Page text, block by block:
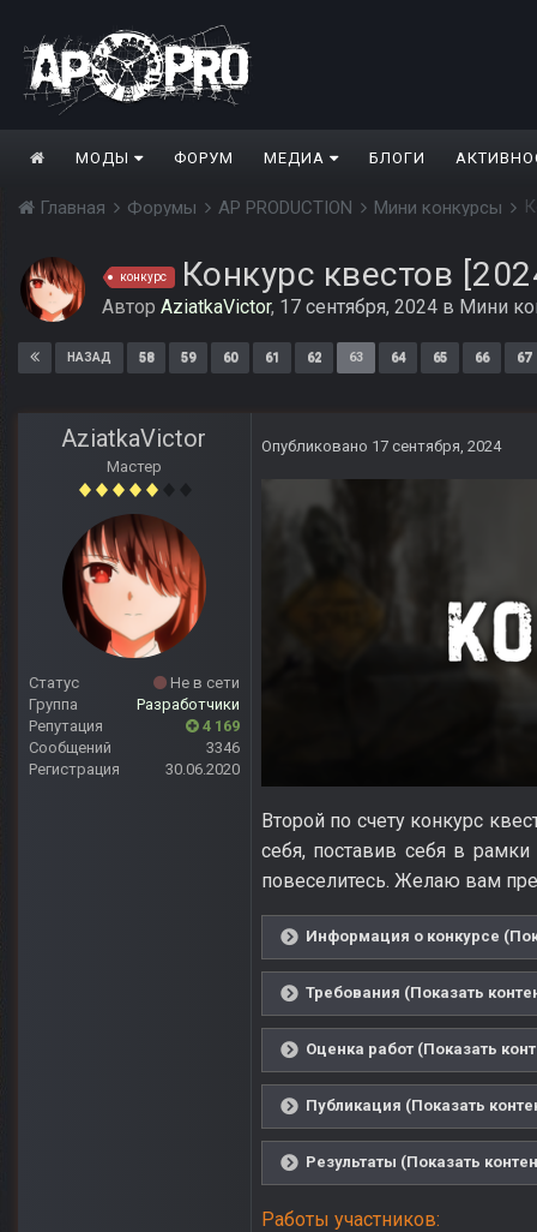
МОДЫ ФОРУМ МЕДИА БЛОГИ
Главная Форумы AP PRODUCTION Мини конкурсы
конкурс Конкурс квестов
Автор AziatkaVictor, 17 сентября, 2024 в Мини
НАЗАД 58 59 60 61 62 63 64 65 66 67
AziatkaVictor
Мастер
Статус
Не в сети
Группа
Разработчики
Репутация
4 169
Сообщений
3346
Регистрация
30.06.2020
Опубликовано 17 сентября, 2024
Второй по счету конкурс
себя, поставив себя в рамки
повеселитесь. Желаю вам
Информация о конкурсе
Требования (Показать
Оценка работ (Показать
Публикация (Показать
Результаты (Показать
Работы участников: